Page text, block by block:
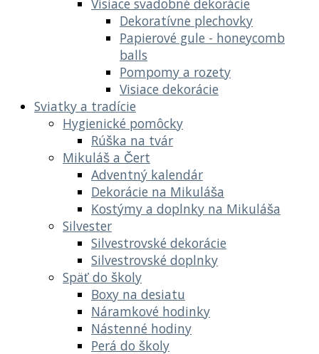
Dekoratívne plechovky
Papierové gule - honeycomb
balls
Pompomy a rozety
Visiace dekorácie
Sviatky a tradície
Hygienické pomôcky
Rúška na tvár
Mikuláš a Čert
Adventný kalendár
Dekorácie na Mikuláša
Kostýmy a doplnky na Mikuláša
Silvester
Silvestrovské dekorácie
Silvestrovské doplnky
Späť do školy
Boxy na desiatu
Náramkové hodinky
Nástenné hodiny
Perá do školy